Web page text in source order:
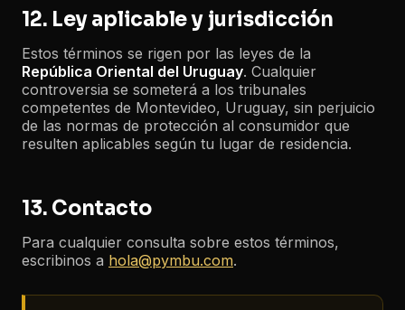
12. Ley aplicable y jurisdicción
Estos términos se rigen por las leyes de la
República Oriental del Uruguay. Cualquier
controversia se someterá a los tribunales
competentes de Montevideo, Uruguay, sin perjuicio
de las normas de protección al consumidor que
resulten aplicables según tu lugar de residencia.
13. Contacto
Para cualquier consulta sobre estos términos,
escribinos a hola@pymbu.com.